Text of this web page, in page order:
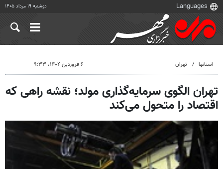
دوشنبه ۱۹ مرداد ۱۴۰۵
استانها تهران ۶ فروردین ۱۴۰۴، ۹:۳۳
تهران الگوی سرمایه‌گذاری مولد؛ نقشه راهی که
اقتصاد را متحول می‌کند